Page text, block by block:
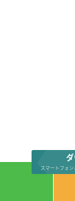
スマートフォン